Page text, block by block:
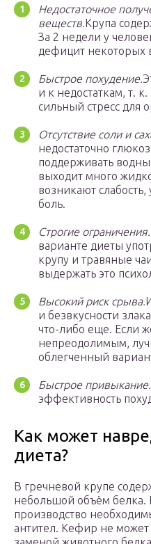
Недостаточное
веществ.Крупа
За 2 недели у
дефицит некоторых
Быстрое похудение.
и к недостаткам, т.
сильный стресс для
Отсутствие соли и
недостаточно
поддерживать
выходит много
возникают слабость,
боль.
Строгие ограничения.
варианте диеты
крупу и травяные
выдержать это
Высокий риск срыва.
и безвкусности
что-либо еще. Если
непреодолимым,
облегченный
Быстрое привыкание.
эффективность
Как может
диета?
В гречневой крупе
небольшой объём белка.
производство
антител. Кефир не может